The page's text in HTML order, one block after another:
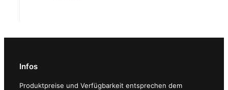
Infos
Produktpreise und Verfügbarkeit entsprechen dem